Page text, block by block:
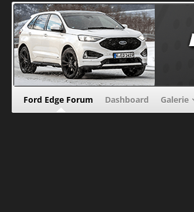
Ford Edge Forum Dashboard Galerie